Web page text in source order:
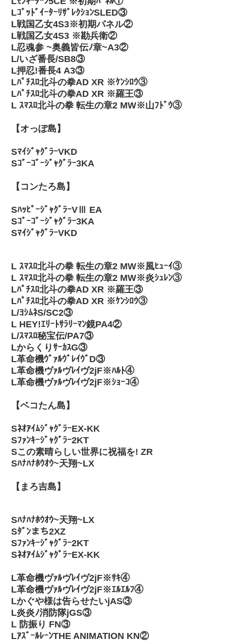
LｺﾞｯﾄﾞｲｰﾀｰﾘｻﾞﾚｸｼｮﾝSLED③
L戦国乙女4S3※初期パネル②
L戦国乙女4S3 ※勘兵衛②
L忍魂参 ~奥義皆伝ﾉ章~A3②
L/いざ番長/SB8③
L押忍!番長4 A3③
Lﾊﾟﾁｽﾛ北斗の拳AD XR ※ｹﾝｼﾛｳ③
Lﾊﾟﾁｽﾛ北斗の拳AD XR ※羅王③
L ｽﾏｽﾛ北斗の拳 転生の章2 MW※山ﾌﾄﾞｳ③
【オっぽ島】
SﾏｲｼﾞｬｸﾞﾗｰVKD
Sｺﾞｰｺﾞｰｼﾞｬｸﾞﾗｰ3KA
【コンたろ島】
SﾊｯﾋﾟｰｼﾞｬｸﾞﾗｰVⅢ EA
Sｺﾞｰｺﾞｰｼﾞｬｸﾞﾗｰ3KA
SﾏｲｼﾞｬｸﾞﾗｰVKD
L ｽﾏｽﾛ北斗の拳 転生の章2 MW※風ﾋｭｰｲ③
L ｽﾏｽﾛ北斗の拳 転生の章2 MW※炎ｼｭﾚﾝ③
Lﾊﾟﾁｽﾛ北斗の拳AD XR ※羅王③
Lﾊﾟﾁｽﾛ北斗の拳AD XR ※ｹﾝｼﾛｳ③
L/ﾖｼﾑﾈS/SC2③
L HEY!ｴﾘｰﾄｻﾗﾘｰﾏﾝ鏡PA4②
L/ｽﾏｽﾛ秘宝伝/PA7③
LからくりｻｰｶｽG③
L革命機ｳﾞｧﾙｳﾞﾚｲｳﾞD③
L革命機ヴｧﾙヴﾚｲヴ2jF※ﾊﾙﾄ④
L革命機ヴｧﾙヴﾚｲヴ2jF※ｼｮｰｺ④
【ベコたん島】
SﾈｵｱｲﾑｼﾞｬｸﾞﾗｰEX-KK
Sﾌｧﾝｷｰｼﾞｬｸﾞﾗｰ2KT
Sこの素晴らしい世界に祝福を! ZR
Sﾊﾅﾊﾅﾎｳｵｳ~天翔~LX
【まろ吉島】
Sﾊﾅﾊﾅﾎｳｵｳ~天翔~LX
Sﾀﾞﾝまち2XZ
Sﾌｧﾝｷｰｼﾞｬｸﾞﾗｰ2KT
SﾈｵｱｲﾑｼﾞｬｸﾞﾗｰEX-KK
L革命機ヴｧﾙヴﾚｲヴ2jF※ｻｷ④
L革命機ヴｧﾙヴﾚｲヴ2jF※ｴﾙｴﾙﾌ④
Lかぐや様は告らせたいjAS③
L炎炎ﾉ消防隊jGS③
L 防振り FN③
LｱｽﾞｰﾙﾚｰﾝTHE ANIMATION KN②